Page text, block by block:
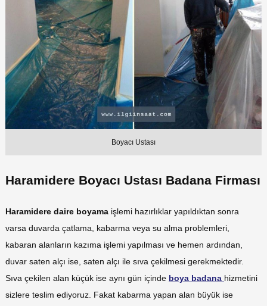
Boyacı Ustası
Haramidere Boyacı Ustası Badana Firması
Haramidere daire boyama işlemi hazırlıklar yapıldıktan sonra
varsa duvarda çatlama, kabarma veya su alma problemleri,
kabaran alanların kazıma işlemi yapılması ve hemen ardından,
duvar saten alçı ise, saten alçı ile sıva çekilmesi gerekmektedir.
Sıva çekilen alan küçük ise aynı gün içinde boya badana hizmetini
sizlere teslim ediyoruz. Fakat kabarma yapan alan büyük ise